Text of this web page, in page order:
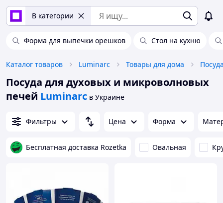
В категории
Форма для выпечки орешков Стол на кухню
Каталог товаров Luminarc Товары для дома
Посуда для духовых и микроволновых
печей Luminarc в Украине
Фильтры Цена Форма
Бесплатная доставка Rozetka Овальная